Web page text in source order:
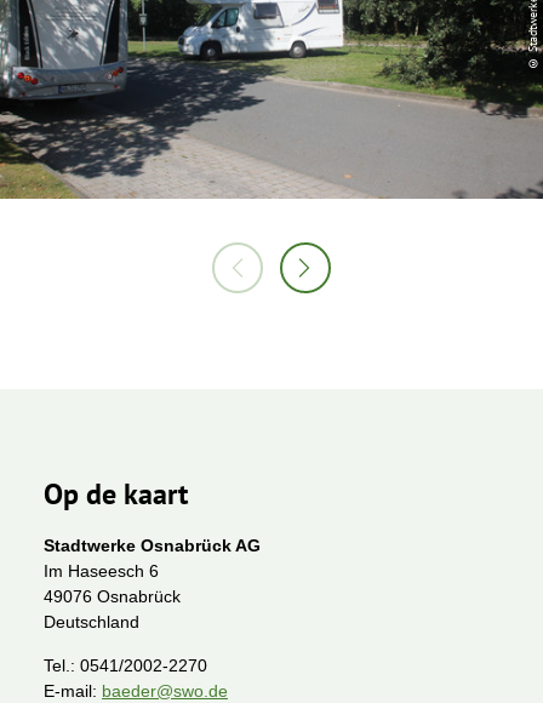
Op de kaart
Stadtwerke Osnabrück AG
Im Haseesch 6
49076 Osnabrück
Deutschland
Tel.: 0541/2002-2270
E-mail: baeder@swo.de